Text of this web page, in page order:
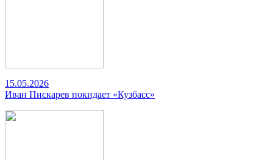
15.05.2026
Иван Пискарев покидает «Кузбасс»